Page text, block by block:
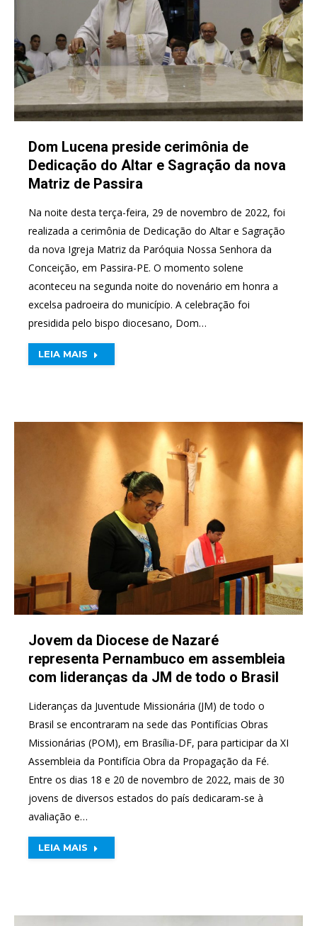
Dom Lucena preside cerimônia de
Dedicação do Altar e Sagração da nova
Matriz de Passira
Na noite desta terça-feira, 29 de novembro de 2022, foi
realizada a cerimônia de Dedicação do Altar e Sagração
da nova Igreja Matriz da Paróquia Nossa Senhora da
Conceição, em Passira-PE. O momento solene
aconteceu na segunda noite do novenário em honra a
excelsa padroeira do município. A celebração foi
presidida pelo bispo diocesano, Dom…
LEIA MAIS
Jovem da Diocese de Nazaré
representa Pernambuco em assembleia
com lideranças da JM de todo o Brasil
Lideranças da Juventude Missionária (JM) de todo o
Brasil se encontraram na sede das Pontifícias Obras
Missionárias (POM), em Brasília-DF, para participar da XI
Assembleia da Pontifícia Obra da Propagação da Fé.
Entre os dias 18 e 20 de novembro de 2022, mais de 30
jovens de diversos estados do país dedicaram-se à
avaliação e…
LEIA MAIS